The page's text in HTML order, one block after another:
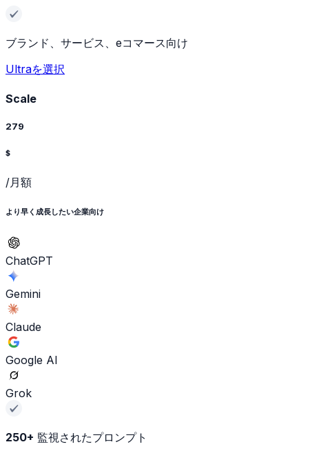
ブランド、サービス、eコマース向け
Ultraを選択
Scale
279
$
/月額
より早く成長したい企業向け
ChatGPT
Gemini
Claude
Google AI
Grok
250+ 監視されたプロンプト